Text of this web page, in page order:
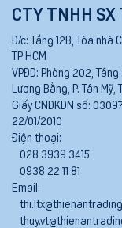
CTY TNHH
Đ/c:Tầng 12B, Tòa nhà
TP HCM
VPĐD: Phòng 202,
Lương Bằng, P. Tân Mỹ,
Giấy CNĐKDN số:
22/01/2010
Điện thoại:
028 3939 3415
0938 22 11 81
Email: